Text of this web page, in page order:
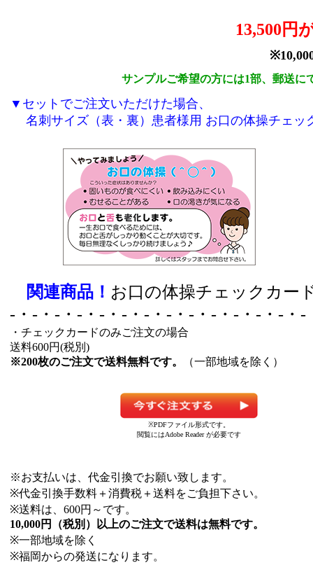
13,500円
サンプルご希望の方には1部、郵送に
▼セットでご注文いただけた場合、
名刺サイズ（表・裏）患者様用 お口の体操チェッ
関連商品！ お口の体操チェックカ
-・-・-・-・-・-・-・-・-・-・-・-・-・
・チェックカードのみご注文の場合
送料600円(税別)
※200枚のご注文で送料無料です。
（一部地域を除く）
※PDFファイル形式です。
閲覧にはAdobe Reader が必要です
※お支払いは、代金引換でお願い致します。
※代金引換手数料＋消費税＋送料をご負担下さい。
※送料は、600円～です。
10,000円（税別）以上のご注文で送料は無料です。
※一部地域を除く
※福岡からの発送になります。